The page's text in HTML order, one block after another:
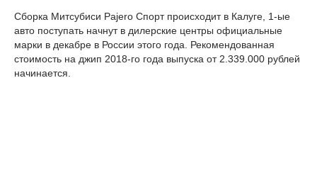
Сборка Митсубиси Pajero Спорт происходит в Калуге, 1-ые
авто поступать начнут в дилерские центры официальные
марки в декабре в России этого года. Рекомендованная
стоимость на джип 2018-го года выпуска от 2.339.000 рублей
начинается.